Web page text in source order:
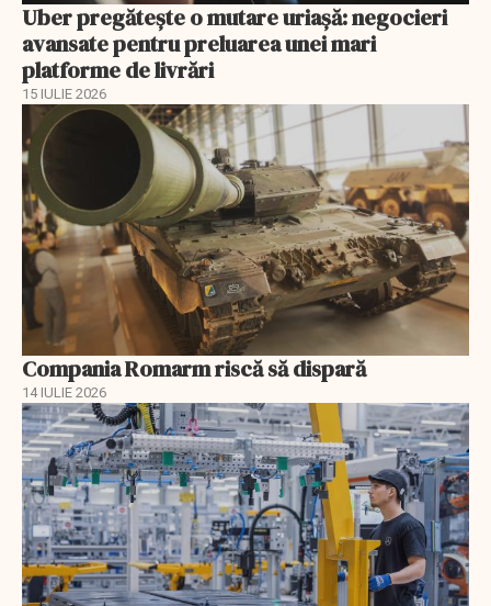
Uber pregătește o mutare uriașă: negocieri
avansate pentru preluarea unei mari
platforme de livrări
15 IULIE 2026
Compania Romarm riscă să dispară
14 IULIE 2026